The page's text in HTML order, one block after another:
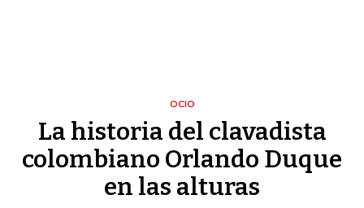
OCIO
La historia del clavadista
colombiano Orlando Duque
en las alturas